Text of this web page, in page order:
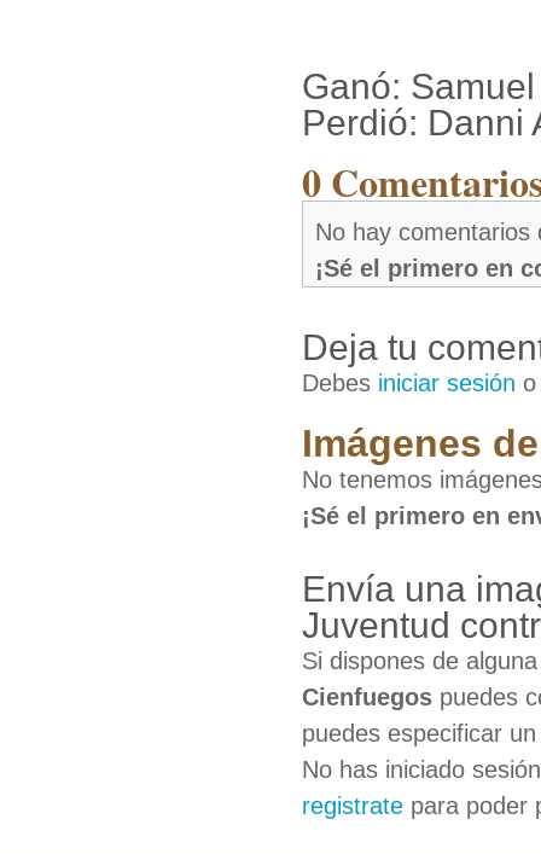
Ganó:
Perdió: Danni
0
No hay comentarios
¡Sé el primero en
Deja tu
Debes iniciar sesión
Imágenes
No tenemos
¡Sé el primero en
Envía una
Juventud
Si dispones de
Cienfuegos puedes
puedes especificar
No has iniciado
registrate para poder